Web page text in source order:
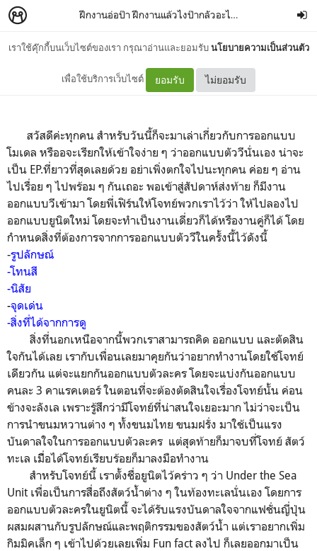
เราใช้คุ๊กกี้บนเว็บไซต์ของเรา กรุณาอ่านและยอมรับนโยบายความเป็นส่วนตัว
เพื่อใช้บริการเว็บไซต์ ยอมรับ ไม่ยอมรับ
ฝึกงานอ่อป๊า ฝึกงานแล้วไงป๊ากลัวอะไรมัน Marmalade
EP.7 ออกแบบโมเดลกัน !
สวัสดีค่ะทุกคน สำหรับวันนี้ก็จะมาเล่าเกี่ยวกับการออกแบบ
โมเดล หรืออจะเรียกให้เข้าใจง่าย ๆ ว่าออกแบบตัววีนั่นเอง น่าจะ
เป็น EP.ที่ยาวที่สุดเลยด้วย อย่าเพิ่งตกใจไปนะทุกคน ค่อย ๆ อ่าน
ไปเรื่อย ๆ ไปพร้อม ๆ กันเถอะ พอเข้าสู่สัปดาห์ส่งท้าย ก็มีงาน
ออกแบบวีเข้ามา โดยพี่เฟิร์นให้โจทย์พวกเราไว้ว่า ให้ไปลองไป
ออกแบบยูนิตใหม่ โดยจะทำเป็นงานเดี่ยวก็ได้หรืองานคู่ก็ได้ โดย
กำหนดสิ่งที่ต้องการจากการออกแบบตัววีในครั้งนี้ไว้ดังนี้
-รูปลักษณ์
-โทนสี
-นิสัย
-จุดเด่น
-สิ่งที่ได้จากการดู
สิ่งที่นอกเหนือจากนี้พวกเราสามารถคิด ออกแบบ และตัดสิน
ใจกันได้เลย เรากับเพื่อนเลยมาคุยกันว่าอยากทำงานโดยใช้โจทย์
เดียวกัน แต่จะแยกกันออกแบบตัวละคร โดยจะแบ่งกันออกแบบ
คนละ 3 คาแรคเตอร์ ในตอนที่จะต้องตัดสินใจเรื่องโจทย์นั้น ค่อน
ข้างจะลังเล เพราะรู้สึกว่ามีโจทย์ที่น่าสนใจเยอะมาก ไม่ว่าจะเป็น
การนำขนมหวานต่าง ๆ ทั้งขนมไทย ขนมฝรั่ง มาใช้เป็นแรง
บันดาลใจในการออกแบบตัวละคร แต่สุดท้ายก็มาจบที่โจทย์ สัตว์
ทะเล เมื่ิอได้โจทย์เรียบร้อยก็มาลงมือทำงาน
สำหรับโจทย์นี้ เราตั้งชื่อยูนิตไว้คร่าว ๆ ว่า Under the Sea
Unit เพื่อเป็นการสื่อถึงสัตว์น้ำต่าง ๆ ในท้องทะเลนั่นเอง โดยการ
ออกแบบตัวละครในยูนิตนี้ จะได้รับแรงบันดาลใจจากแฟชั่นญี่ปุ่น
ผสมผสานกับรูปลักษณ์และพฤติกรรมของสัตว์น้ำ แต่เราอยากเพิ่ม
กิมมิคเล็ก ๆ เข้าไปด้วยเลยเพิ่ม Fun fact ลงไป ก็เลยออกมาเป็น